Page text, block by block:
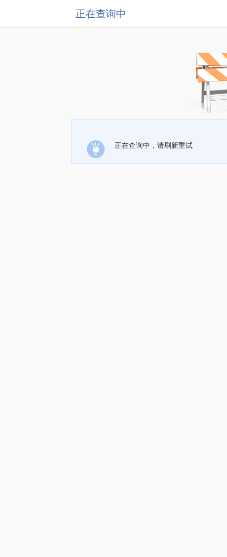
正在查询中
正在查询中，请刷新重试